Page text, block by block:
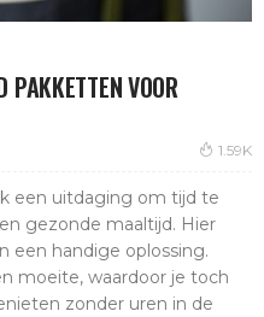
PAKKETTEN VOOR
1.59K
een uitdaging om tijd te
gezonde maaltijd. Hier
een handige oplossing.
moeite, waardoor je toch
zonder uren in de